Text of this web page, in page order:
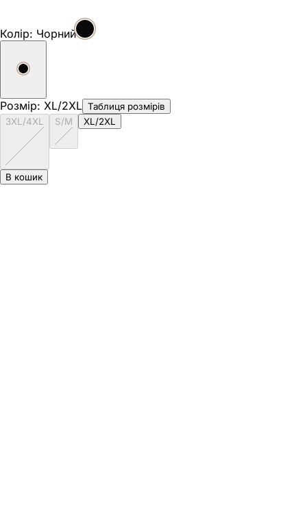
Колір: Чорний
Розмір: XL/2XL Таблиця розмірів
3XL/4XL
S/M XL/2XL
В кошик